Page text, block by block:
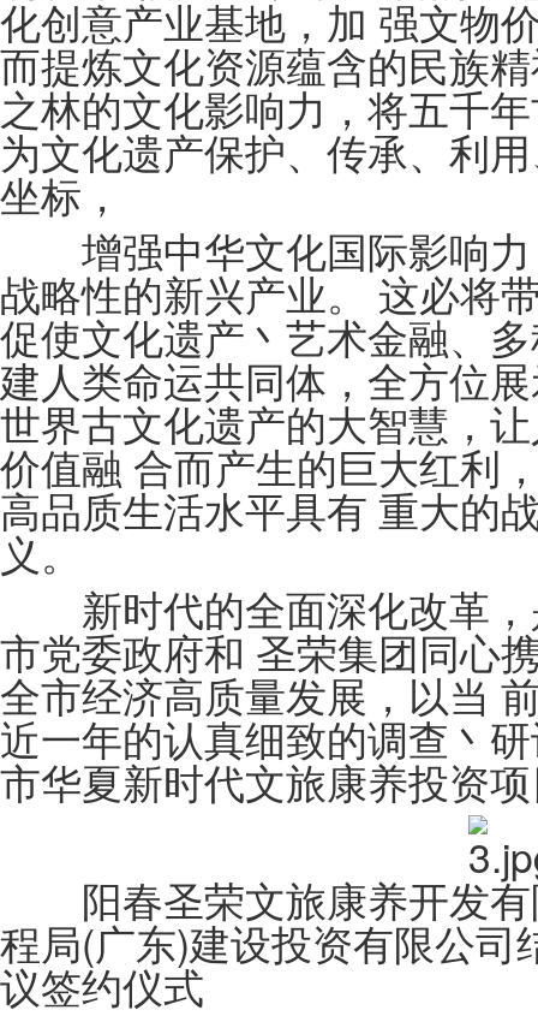
化创意产业基地，加 强文物
而提炼文化资源蕴含的民族
之林的文化影响力，将五千
为文化遗产保护、传承、利
坐标，
增强中华文化国际影响力
战略性的新兴产业。 这必将
促使文化遗产丶艺术金融、
建人类命运共同体，全方位
世界古文化遗产的大智慧，
价值融 合而产生的巨大红利
高品质生活水平具有 重大的
义。
新时代的全面深化改革，
市党委政府和 圣荣集团同心
全市经济高质量发展，以当
近一年的认真细致的调查丶
市华夏新时代文旅康养投资项
阳春圣荣文旅康养开发有
程局(广东)建设投资有限公
议签约仪式